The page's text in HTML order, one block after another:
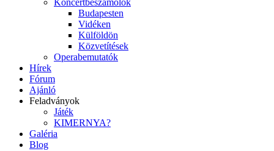
Koncertbeszámolók
Budapesten
Vidéken
Külföldön
Közvetítések
Operabemutatók
Hírek
Fórum
Ajánló
Feladványok
Játék
KIMERNYA?
Galéria
Blog